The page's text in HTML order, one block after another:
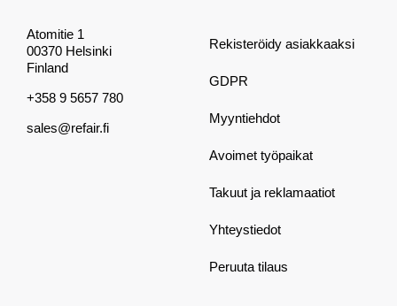
Atomitie 1
00370 Helsinki
Finland
+358 9 5657 780
sales@refair.fi
Rekisteröidy asiakkaaksi
GDPR
Myyntiehdot
Avoimet työpaikat
Takuut ja reklamaatiot
Yhteystiedot
Peruuta tilaus